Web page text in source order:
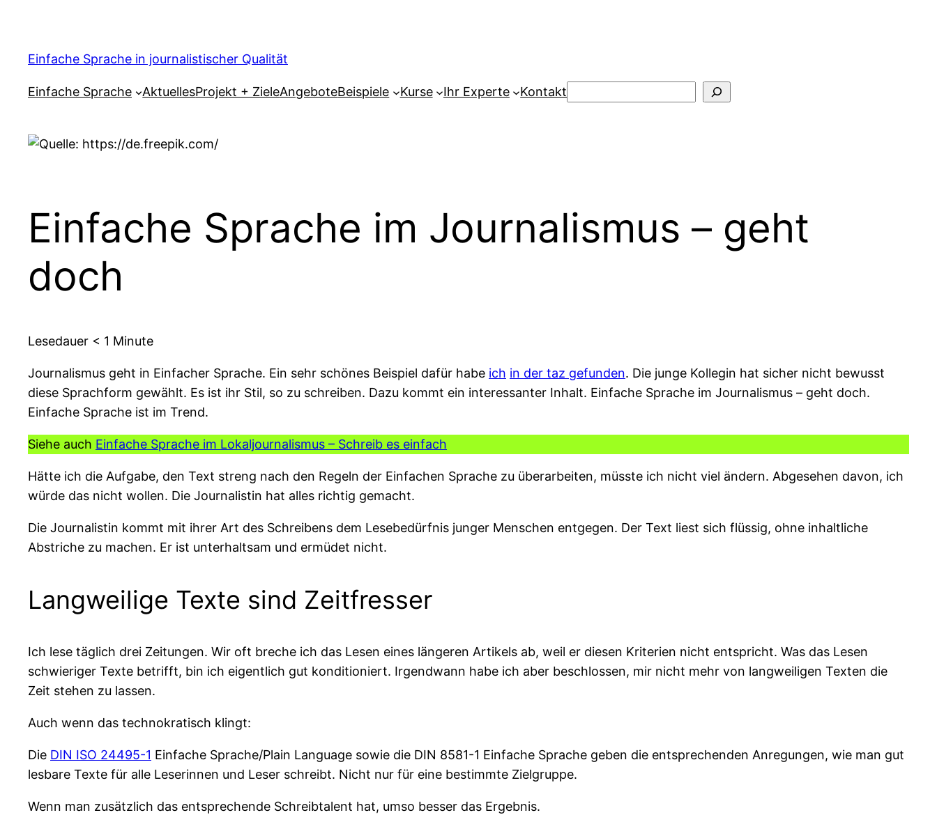
springen
Einfache Sprache in journalistischer Qualität
Einfache Sprache AktuellesProjekt + ZieleAngeboteBeispiele Kurse Ihr Experte Kontakt
Einfache Sprache im Journalismus – geht
doch
Lesedauer < 1 Minute
Journalismus geht in Einfacher Sprache. Ein sehr schönes Beispiel dafür habe ich in der taz gefunden. Die junge Kollegin hat sicher nicht bewusst
diese Sprachform gewählt. Es ist ihr Stil, so zu schreiben. Dazu kommt ein interessanter Inhalt. Einfache Sprache im Journalismus – geht doch.
Einfache Sprache ist im Trend.
Siehe auch Einfache Sprache im Lokaljournalismus – Schreib es einfach
Hätte ich die Aufgabe, den Text streng nach den Regeln der Einfachen Sprache zu überarbeiten, müsste ich nicht viel ändern. Abgesehen davon, ich
würde das nicht wollen. Die Journalistin hat alles richtig gemacht.
Die Journalistin kommt mit ihrer Art des Schreibens dem Lesebedürfnis junger Menschen entgegen. Der Text liest sich flüssig, ohne inhaltliche
Abstriche zu machen. Er ist unterhaltsam und ermüdet nicht.
Langweilige Texte sind Zeitfresser
Ich lese täglich drei Zeitungen. Wir oft breche ich das Lesen eines längeren Artikels ab, weil er diesen Kriterien nicht entspricht. Was das Lesen
schwieriger Texte betrifft, bin ich eigentlich gut konditioniert. Irgendwann habe ich aber beschlossen, mir nicht mehr von langweiligen Texten die
Zeit stehen zu lassen.
Auch wenn das technokratisch klingt:
Die DIN ISO 24495-1 Einfache Sprache/Plain Language sowie die DIN 8581-1 Einfache Sprache geben die entsprechenden Anregungen, wie man gut
lesbare Texte für alle Leserinnen und Leser schreibt. Nicht nur für eine bestimmte Zielgruppe.
Wenn man zusätzlich das entsprechende Schreibtalent hat, umso besser das Ergebnis.